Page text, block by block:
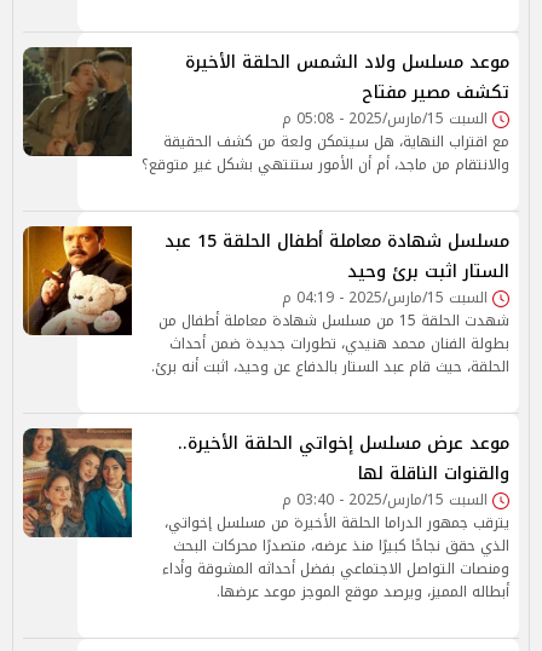
موعد مسلسل ولاد الشمس الحلقة الأخيرة
تكشف مصير مفتاح
السبت 15/مارس/2025 - 05:08 م
مع اقتراب النهاية، هل سيتمكن ولعة من كشف الحقيقة
والانتقام من ماجد، أم أن الأمور ستنتهي بشكل غير متوقع؟
مسلسل شهادة معاملة أطفال الحلقة 15 عبد
الستار اثبت برئ وحيد
السبت 15/مارس/2025 - 04:19 م
شهدت الحلقة 15 من مسلسل شهادة معاملة أطفال من
بطولة الفنان محمد هنيدي، تطورات جديدة ضمن أحداث
الحلقة، حيث قام عبد الستار بالدفاع عن وحيد، اثبت أنه برئ.
موعد عرض مسلسل إخواتي الحلقة الأخيرة..
والقنوات الناقلة لها
السبت 15/مارس/2025 - 03:40 م
يترقب جمهور الدراما الحلقة الأخيرة من مسلسل إخواتي،
الذي حقق نجاحًا كبيرًا منذ عرضه، متصدرًا محركات البحث
ومنصات التواصل الاجتماعي بفضل أحداثه المشوقة وأداء
أبطاله المميز، ويرصد موقع الموجز موعد عرضها.